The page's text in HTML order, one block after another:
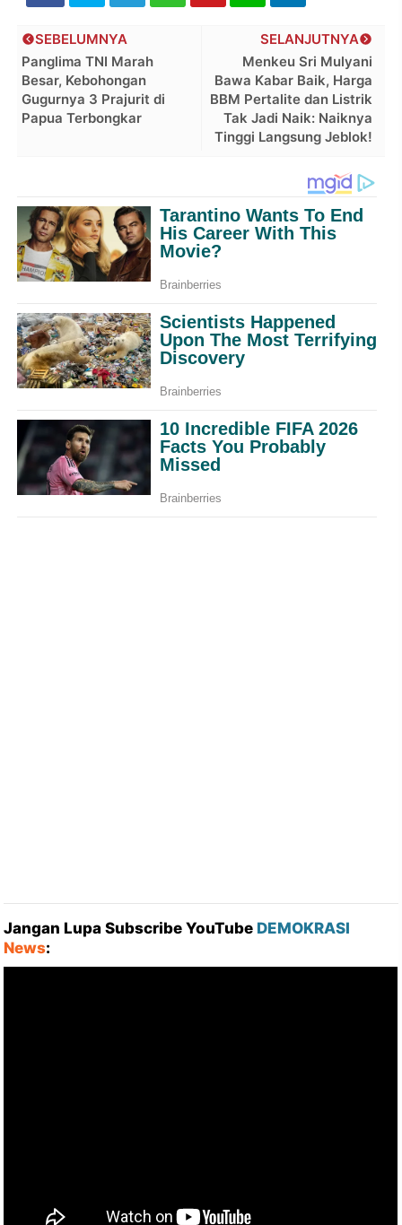
SELANJUTNYA
Menkeu Sri Mulyani
Bawa Kabar Baik, Harga
BBM Pertalite dan Listrik
Tak Jadi Naik: Naiknya
Tinggi Langsung Jeblok!
SEBELUMNYA
Panglima TNI Marah
Besar, Kebohongan
Gugurnya 3 Prajurit di
Papua Terbongkar
Jangan Lupa Subscribe YouTube DEMOKRASI
News: